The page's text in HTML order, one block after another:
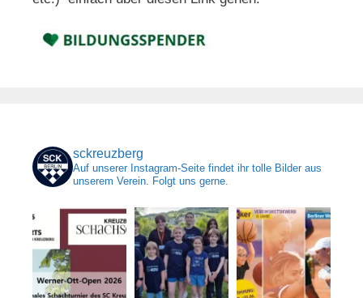
sckreuzberg
Auf unserer Instagram-Seite findet ihr tolle Bilder aus
unserem Verein. Folgt uns gerne.